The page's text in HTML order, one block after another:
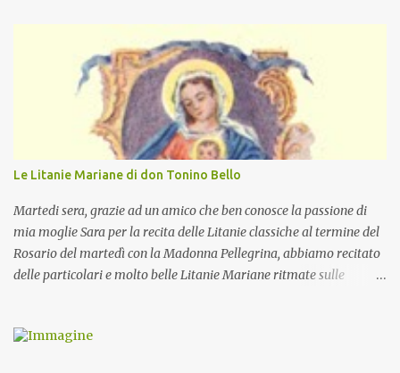
Le Litanie Mariane di don Tonino Bello
Martedi sera, grazie ad un amico che ben conosce la passione di
mia moglie Sara per la recita delle Litanie classiche al termine del
Rosario del martedì con la Madonna Pellegrina, abbiamo recitato
delle particolari e molto belle Litanie Mariane ritmate sulle
preghiera.